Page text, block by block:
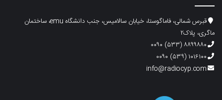
قبرس شمالی، فاماگوستا، خیابان سالامیس، جنب دانشگاه emu، ساختمان
ماگری، پلاک۲
۸۸۹۹۸۸۰ (۵۳۳) ۰۰۹۰
۱۰۱۶۱۰۰ (۵۳۹) ۰۰۹۰
info@radiocyp.com